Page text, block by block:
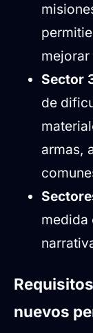
mejorar
Sector
de
armas,
medida
nuevos